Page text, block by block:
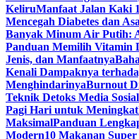
KeliruManfaat Jalan Kaki
Mencegah Diabetes dan
Banyak Minum Air Putih:
Panduan Memilih Vitamin
Jenis, dan Manfaatnya
Kenali Dampaknya
MenghindarinyaBurnout
Teknik Detoks Media
Pagi Hari untuk
MaksimalPanduan
Modern10 Makanan